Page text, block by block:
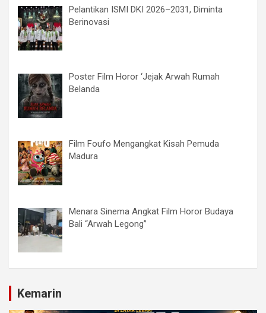
Pelantikan ISMI DKI 2026–2031, Diminta
Berinovasi
Poster Film Horor ‘Jejak Arwah Rumah
Belanda
Film Foufo Mengangkat Kisah Pemuda
Madura
Menara Sinema Angkat Film Horor Budaya
Bali “Arwah Legong”
Kemarin